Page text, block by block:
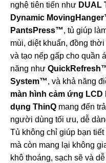
nghệ tiên tiến như DUAL
Dynamic
PantsPress™, tủ giúp
mùi, diệt khuẩn, đồng
và tạo nếp gấp cho quần
năng như
System™, và khả năng
màn hình cảm ứng LCD
dụng ThinQ mang đến
người dùng tối ưu, dễ
Tủ không chỉ giúp bạn
mà còn mang lại không
khô thoáng, sạch sẽ và